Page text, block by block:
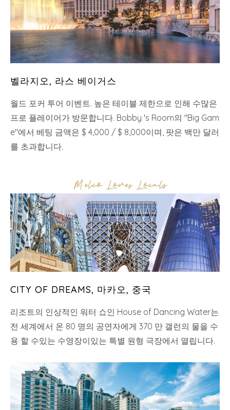
벨라지오, 라스 베이거스
월드 포커 투어 이벤트. 높은 테이블 제한으로 인해 수많은
프로 플레이어가 방문합니다. Bobby 's Room의 "Big Gam
e"에서 베팅 금액은 $ 4,000 / $ 8,000이며, 팟은 백만 달러
를 초과합니다.
CITY OF DREAMS, 마카오, 중국
리조트의 인상적인 워터 쇼인 House of Dancing Water는
전 세계에서 온 80 명의 공연자에게 370 만 갤런의 물을 수
용 할 수있는 수영장이있는 특별 원형 극장에서 열립니다.